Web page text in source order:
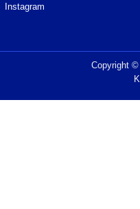
Instagram
Copyright